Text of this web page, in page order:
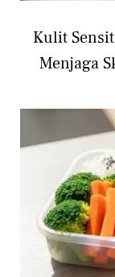
Kulit
Menjaga